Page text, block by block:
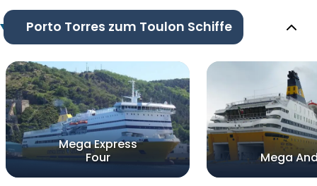
Porto Torres zum Toulon Schiffe
Mega Express
Four
Mega